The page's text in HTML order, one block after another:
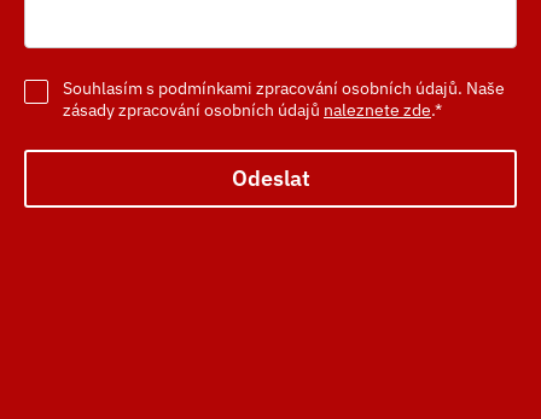
Souhlasím s podmínkami zpracování osobních údajů. Naše
zásady zpracování osobních údajů naleznete zde.*
Odeslat